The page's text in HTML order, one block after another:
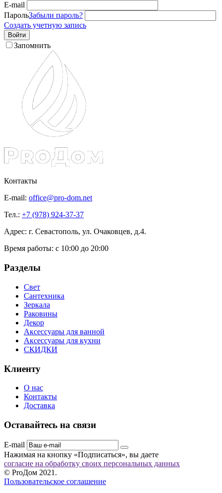
E-mail
ПарольЗабыли пароль?
Создать учетную запись
Войти
Запомнить
Контакты
E-mail: office@pro-dom.net
Тел.: +7 (978) 924-37-37
Адрес: г. Севастополь, ул. Очаковцев, д.4.
Время работы: с 10:00 до 20:00
Разделы
Свет
Сантехника
Зеркала
Раковины
Декор
Аксессуары для ванной
Аксессуары для кухни
СКИДКИ
Клиенту
О нас
Контакты
Доставка
Оставайтесь на связи
E-mail
Нажимая на кнопку «Подписаться», вы даете
согласие на обработку своих персональных данных
© ProДом 2021.
Пользовательское соглашение